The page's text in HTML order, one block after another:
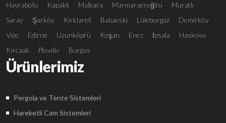
Hayrabolu
Kapaklı Malkara Marmaraereğlisi
Muratlı
Saray
Şarköy Kırklareli Babaeski Lüleburgaz
Demirköy
Vize
Edirne Uzunköprü Keşan Enez İpsala
Haskovo
Kırcaali
Plovdiv Burgas
Ürünlerimiz
Pergola ve Tente Sistemleri
Hareketli Cam Sistemleri